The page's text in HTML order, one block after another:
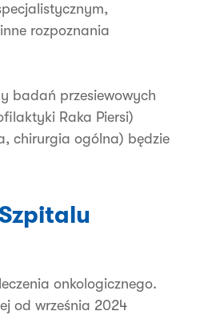
rozpoznania
badań przesiewowych
Raka Piersi)
chirurgia ogólna) będzie
onkologicznego.
od września 2024